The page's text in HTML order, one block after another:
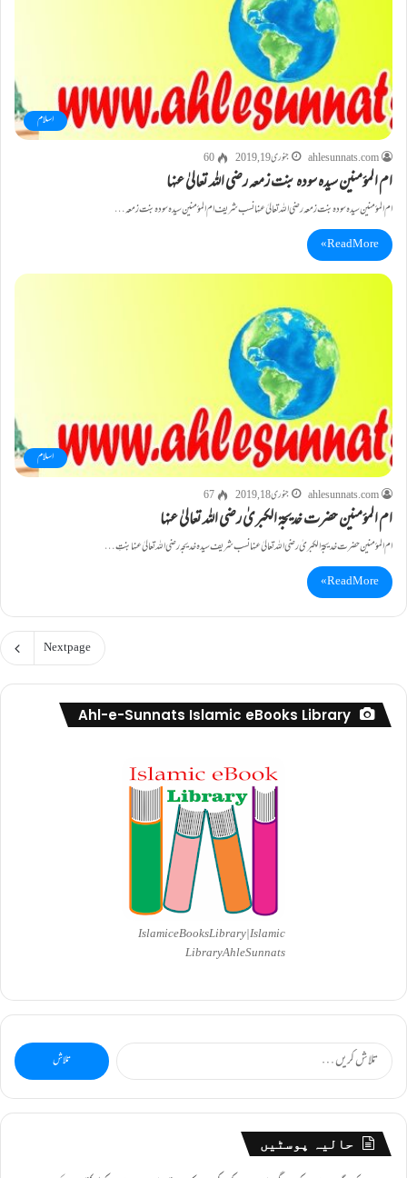
اسلام
ahlesunnats.com
جنوری 19, 2019 60
ام المؤمنین سیدہ سودہ بنت زمعہ رضی اللہ تعالیٰ عنہا
ام المؤمنین سیدہ سودہ بنت زمعہ رضی اللہ تعالیٰ عنہا نسب شریف ام المؤمنین سیدہ سودہ بنت زمعہ…
Read More »
اسلام
ahlesunnats.com
جنوری 18, 2019 67
ام المؤمنین حضرت خدیجۃ الکبریٰ رضی اللہ تعالیٰ عنہا
ام المؤمنین حضرت خدیجۃ الکبریٰ رضی اللہ تعالیٰ عنہا نسب شریف سیدہ خدیجہ رضی اللہ تعالیٰ عنہا بنتِ…
Read More »
Next page
Ahl-e-Sunnats Islamic eBooks Library
Islamic eBooks Library|Islamic
Library AhleSunnats
تلاش
کریں
حالیہ پوسٹیں